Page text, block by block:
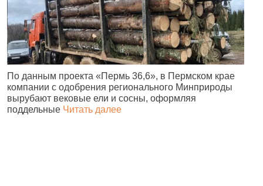
По данным проекта «Пермь 36,6», в Пермском крае
компании с одобрения регионального Минприроды
вырубают вековые ели и сосны, оформляя
поддельные Читать далее